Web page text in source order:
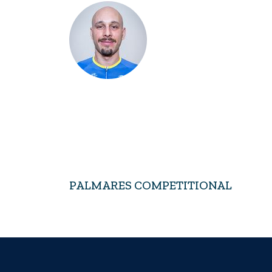
PALMARES COMPETITIONAL